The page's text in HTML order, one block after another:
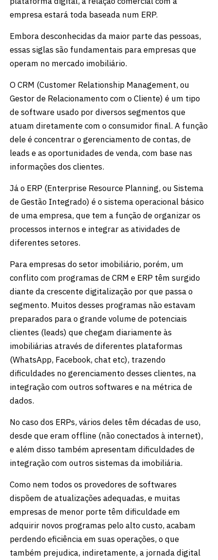
empresa estará toda baseada num ERP.
Embora desconhecidas da maior parte das pessoas,
essas siglas são fundamentais para empresas que
operam no mercado imobiliário.
O CRM (Customer Relationship Management, ou
Gestor de Relacionamento com o Cliente) é um tipo
de software usado por diversos segmentos que
atuam diretamente com o consumidor final. A função
dele é concentrar o gerenciamento de contas, de
leads e as oportunidades de venda, com base nas
informações dos clientes.
Já o ERP (Enterprise Resource Planning, ou Sistema
de Gestão Integrado) é o sistema operacional básico
de uma empresa, que tem a função de organizar os
processos internos e integrar as atividades de
diferentes setores.
Para empresas do setor imobiliário, porém, um
conflito com programas de CRM e ERP têm surgido
diante da crescente digitalização por que passa o
segmento. Muitos desses programas não estavam
preparados para o grande volume de potenciais
clientes (leads) que chegam diariamente às
imobiliárias através de diferentes plataformas
(WhatsApp, Facebook, chat etc), trazendo
dificuldades no gerenciamento desses clientes, na
integração com outros softwares e na métrica de
dados.
No caso dos ERPs, vários deles têm décadas de uso,
desde que eram offline (não conectados à internet),
e além disso também apresentam dificuldades de
integração com outros sistemas da imobiliária.
Como nem todos os provedores de softwares
dispõem de atualizações adequadas, e muitas
empresas de menor porte têm dificuldade em
adquirir novos programas pelo alto custo, acabam
perdendo eficiência em suas operações, o que
também prejudica, indiretamente, a jornada digital